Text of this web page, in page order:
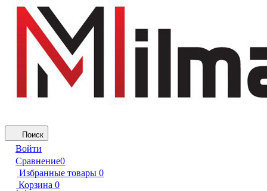
Поиск
Войти
Сравнение0
Избранные товары 0
Корзина 0